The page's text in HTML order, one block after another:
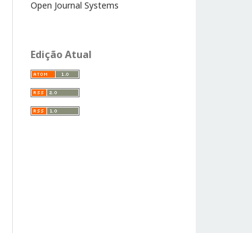
Open Journal Systems
Edição Atual